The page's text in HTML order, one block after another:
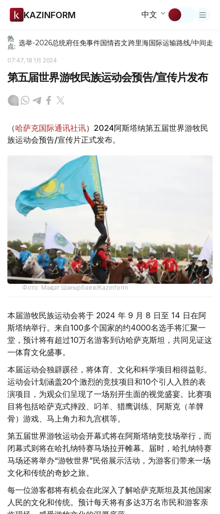
KAZINFORM 中文
热
点: 选举-2026总统府任免事件国情咨文跨里海国际运输路线/中间走廊
07:47, 18 1月 2024
第五届世界游牧民族运动会预告/宣传片发布
（哈萨克国际通讯社讯）2024阿斯塔纳第五届世界游牧民
族运动会预告/宣传片正式发布。
Фото: Мақсат Шағырбаев/Kazinform
本届游牧民族运动会将于 2024 年 9 月 8 日至 14 日在阿
斯塔纳举行。来自100多个国家的约4000名选手将汇聚一
堂，预计将有超过10万名游客到访哈萨克斯坦，共同见证这
一体育文化盛事。
本届运动会独辟蹊径，将体育、文化和科学项目相得益彰。
运动会计划涵盖20个激烈的竞技项目和10个引人入胜的表
演项目，为观众们呈现了一场别开生面的视觉盛宴。比赛项
目将包括哈萨克式摔跤、叼羊、猎鹰训练、阿斯克（羊髀
骨）游戏、马上角力和九宫棋等。
第五届世界游牧运动会开幕式将在阿斯塔纳竞技场举行，而
闭幕式则将在哈扎纳特赛马场拉开帷幕。届时，哈扎纳特赛
马场还将举办“游牧世界”民俗展示活动，为游客们带来一场
文化和传统的奇妙之旅。
每一位游客都将有机会在此深入了解哈萨克斯坦及其他国家
人民的文化和传统。预计每天将有多达3万名市民和游客亲